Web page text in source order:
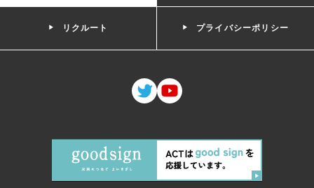
リクルート プライバシーポリシー